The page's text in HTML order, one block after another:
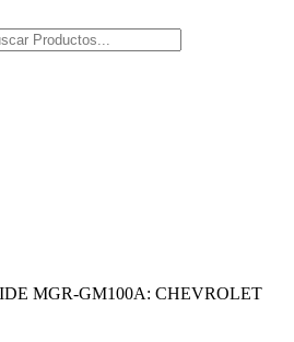
MGR-GM100A: CHEVROLET